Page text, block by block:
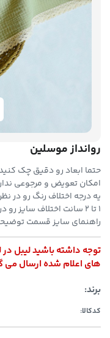
روانداز موسلین
حتما ابعاد رو دقیق چک
امکان تعویض و مرجوعی
یه درجه اختلاف رنگ رو در
۱ تا ۲ سانت اختلاف سایز رو در نظر بگیرید
راهنمای سایز قسمت
توجه داشته باشید لیبل
های اعلام شده ارسال می
برند:
کدکالا: